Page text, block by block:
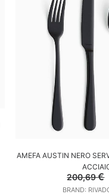
AGGIUNGI
AMEFA AUSTIN NERO
200,69€
BRAND: